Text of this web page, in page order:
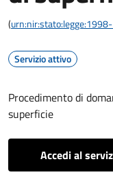
(
Servizio attivo
Procedimento di
superficie
Accedi al